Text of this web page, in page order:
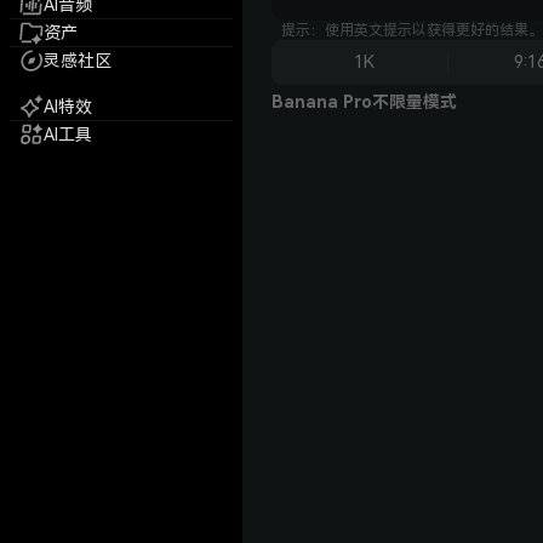
AI音频
资产
灵感社区
AI特效
AI工具
提示：使用英文提示以获得更好的结果。
1K
Banana Pro不限量模式